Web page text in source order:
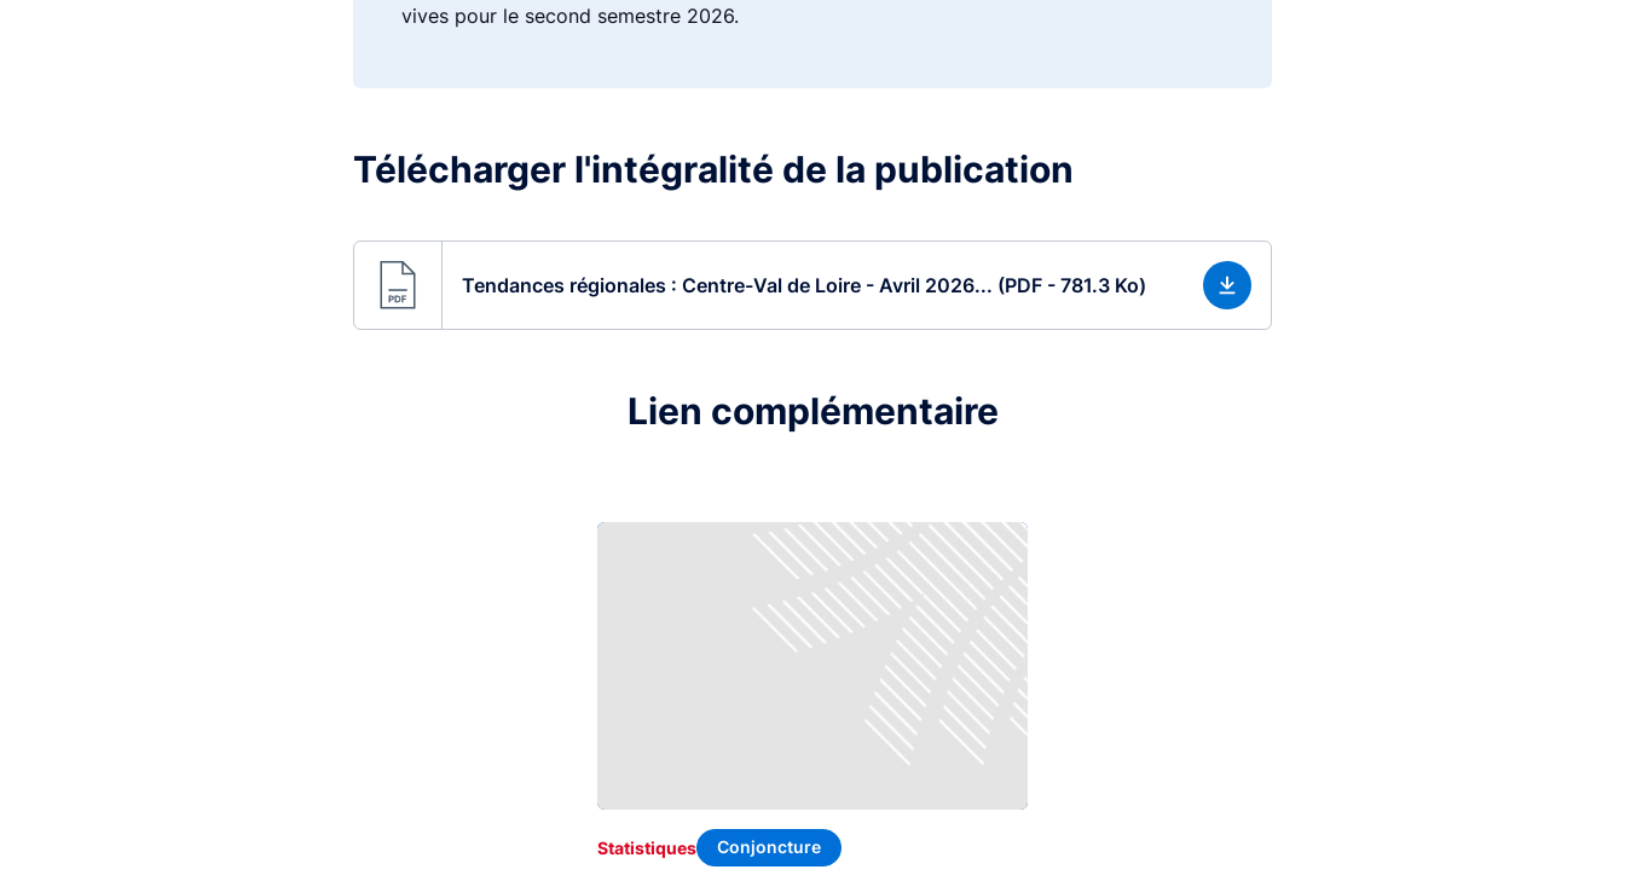
vives pour le second semestre 2026.
Télécharger l'intégralité de la publication
Tendances régionales : Centre-Val de Loire - Avril 2026... (PDF - 781.3 Ko)
Lien complémentaire
Statistiques Conjoncture